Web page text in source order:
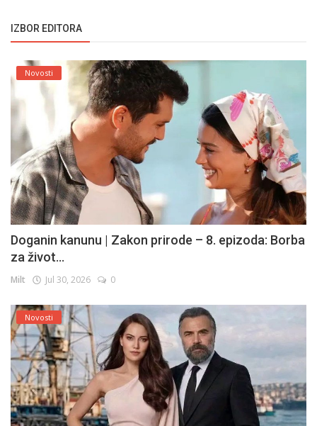
IZBOR EDITORA
Novosti
Doganin kanunu | Zakon prirode – 8. epizoda: Borba
za život...
Milt Jul 30, 2026 0
Novosti